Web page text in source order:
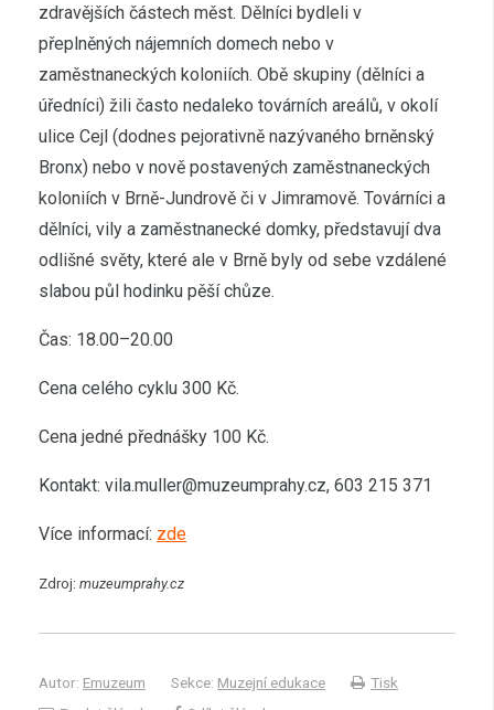
zdravějších částech měst. Dělníci bydleli v
přeplněných nájemních domech nebo v
zaměstnaneckých koloniích. Obě skupiny (dělníci a
úředníci) žili často nedaleko továrních areálů, v okolí
ulice Cejl (dodnes pejorativně nazývaného brněnský
Bronx) nebo v nově postavených zaměstnaneckých
koloniích v Brně-Jundrově či v Jimramově. Továrníci a
dělníci, vily a zaměstnanecké domky, představují dva
odlišné světy, které ale v Brně byly od sebe vzdálené
slabou půl hodinku pěší chůze.
Čas: 18.00–20.00
Cena celého cyklu 300 Kč.
Cena jedné přednášky 100 Kč.
Kontakt: vila.muller@muzeumprahy.cz, 603 215 371
Více informací: zde
Zdroj: muzeumprahy.cz
Autor: Emuzeum Sekce: Muzejní edukace
Tisk